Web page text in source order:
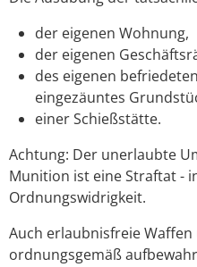
der eigenen Wohnung,
der eigenen
des eigenen
eingezäuntes
einer Schießstätte.
Achtung: Der unerlaubte
Munition ist eine Straftat -
Ordnungswidrigkeit.
Auch erlaubnisfreie
ordnungsgemäß